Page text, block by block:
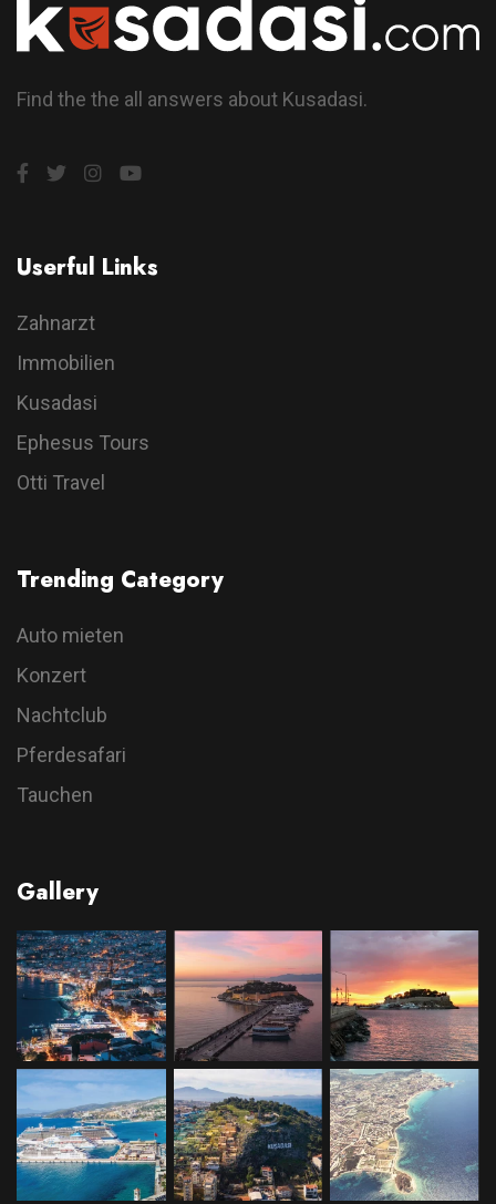
Find the the all answers about Kusadasi.
Userful Links
Zahnarzt
Immobilien
Kusadasi
Ephesus Tours
Otti Travel
Trending Category
Auto mieten
Konzert
Nachtclub
Pferdesafari
Tauchen
Gallery